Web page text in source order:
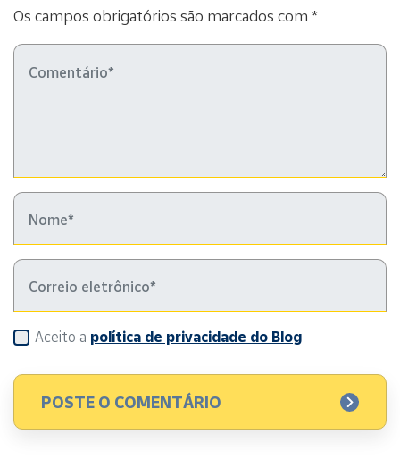
Os campos obrigatórios são marcados com *
Aceito a política de privacidade do Blog